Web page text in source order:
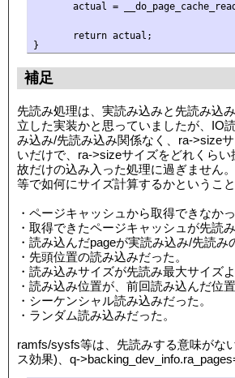
actual =
       return actual;
補足
先読み処理は、実読み込みと先読み込
立した実装かと思っていましたが、IO
み込み/先読み込み関係なく、ra->size
いだけで、ra->sizeサイズをどれくらい
故だけの込み入った処理に過ぎません
等で如何にサイズ計算するかということ
・ページキャッシュから取得できなかっ
・取得できたページキャッシュが先読み
・読み込んだpageが実読み込み/先読み
・先頭位置の読み込みだった。
・読み込みサイズが先読み最大サイズ
・読み込み位置が、前回読み込んだ位
・シーケンシャル読み込みだった。
・ランダム読み込みだった。
ramfs/sysfs等は、先読みする意味がな
ス効果)、q-